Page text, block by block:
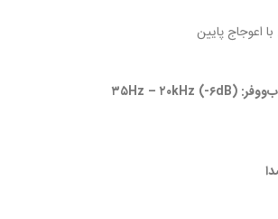
با اعوجاج پایین
۳۵Hz – ۲۰kHz (-۶dB)